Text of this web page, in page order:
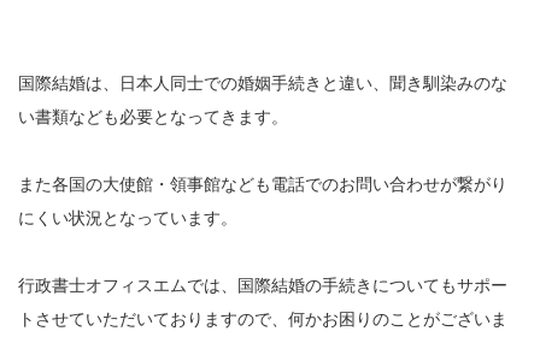
国際結婚は、日本人同士での婚姻手続きと違い、聞き馴染みのな
い書類なども必要となってきます。
また各国の大使館・領事館なども電話でのお問い合わせが繋がり
にくい状況となっています。
行政書士オフィスエムでは、国際結婚の手続きについてもサポー
トさせていただいておりますので、何かお困りのことがございま